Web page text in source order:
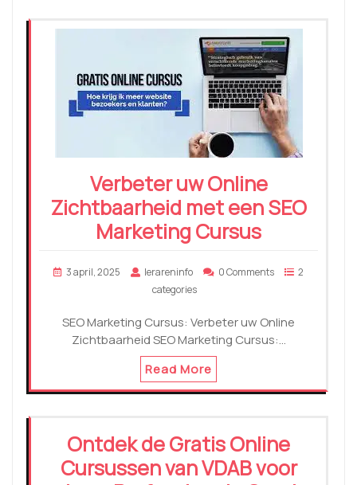
Verbeter uw Online
Zichtbaarheid met een SEO
Marketing Cursus
3 april, 2025 lerareninfo 0 Comments
2
categories
SEO Marketing Cursus: Verbeter uw Online
Zichtbaarheid SEO Marketing Cursus:…
Read More
Ontdek de Gratis Online
Cursussen van VDAB voor